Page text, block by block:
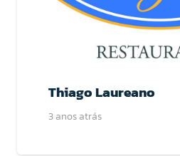
Thiago Laureano
3 anos atrás